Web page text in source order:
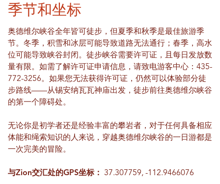
季节和坐标
奥德维尔峡谷全年皆可徒步，但夏季和秋季是最佳旅游季
节。冬季，积雪和冰层可能导致道路无法通行；春季，高水
位可能导致峡谷封闭。徒步峡谷需要许可证，且每日发放数
量有限。如需了解许可证申请信息，请致电游客中心：435-
772-3256。如果您无法获得许可证，仍然可以体验部分徒
步路线——从锡安纳瓦瓦神庙出发，徒步前往奥德维尔峡谷
的第一个障碍处。
无论你是初学者还是经验丰富的攀岩者，对于任何具备相应
体能和绳索知识的人来说，穿越奥德维尔峡谷的一日游都是
一次完美的冒险。
与Zion交汇处的GPS坐标： 37.307759, -112.9466076